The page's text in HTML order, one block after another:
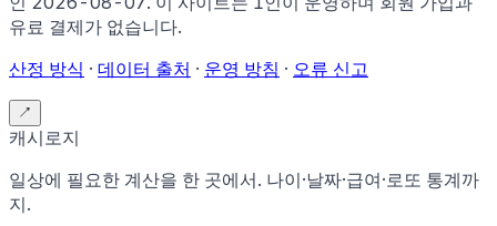
유료 결제가 없습니다.
산정 방식 · 데이터 출처 · 운영 방침 · 오류 신고
↗
캐시로지
일상에 필요한 계산을 한 곳에서. 나이·날짜·급여·로또 통계까
지.